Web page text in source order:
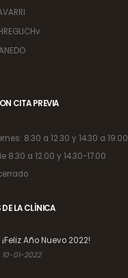
CITA PREVIA
8.30 a 12.30 y 14.30 a 19.00
8.30 a 12.00 y 14.30-17.00
LA CLÍNICA
¡Feliz Año Nuevo 2022!
10-01-2022